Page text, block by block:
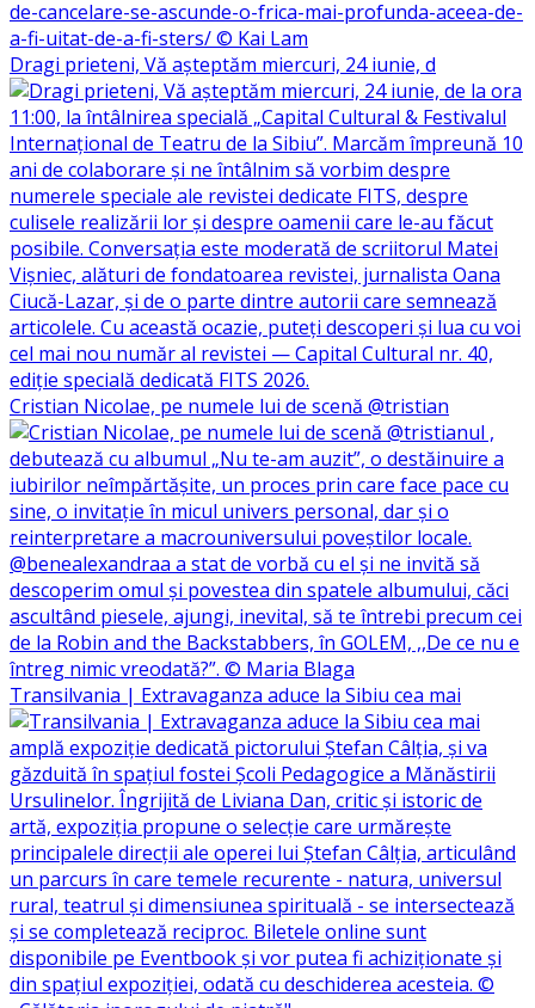
Dragi prieteni, Vă așteptăm miercuri, 24 iunie, d
Cristian Nicolae, pe numele lui de scenă @tristian
Transilvania | Extravaganza aduce la Sibiu cea mai